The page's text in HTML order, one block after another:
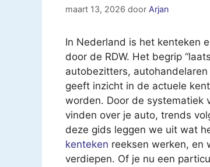
maart 13, 2026 door Arjan
In Nederland is het kenteken
door de RDW. Het begrip
autobezitters,
geeft inzicht in de actuele
worden. Door de systematiek
vinden over je auto, trends
deze gids leggen we uit wat
kenteken reeksen werken, en
verdiepen. Of je nu een